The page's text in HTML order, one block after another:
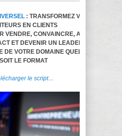
: TRANSFORMEZ VOS
EN CLIENTS
VENDRE, CONVAINCRE, AVOIR
ET DEVENIR UN LEADER
DE VOTRE DOMAINE QUELQUE
SOIT LE FORMAT
le script…